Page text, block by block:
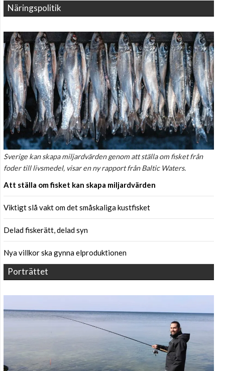
Näringspolitik
Sverige kan skapa miljardvärden genom att ställa om fisket från
foder till livsmedel, visar en ny rapport från Baltic Waters.
Att ställa om fisket kan skapa miljardvärden
Viktigt slå vakt om det småskaliga kustfisket
Delad fiskerätt, delad syn
Nya villkor ska gynna elproduktionen
Porträttet